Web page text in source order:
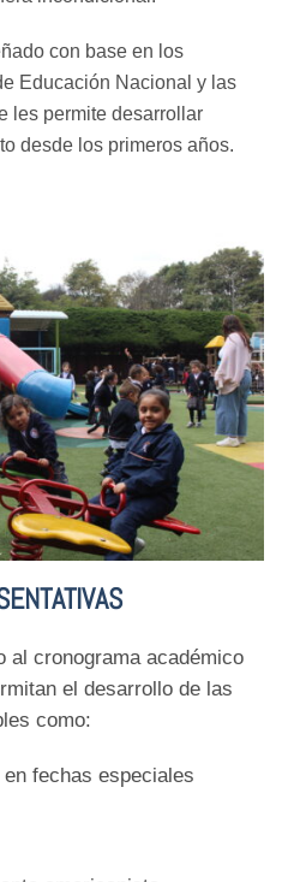
con base en los
Educación Nacional y las
les permite desarrollar
desde los primeros años.
al cronograma académico
el desarrollo de las
como:
fechas especiales